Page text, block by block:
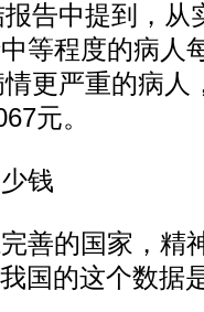
中提到，从
等程度的病人
更严重的病人
元。
钱
的国家，精
国的这个数据